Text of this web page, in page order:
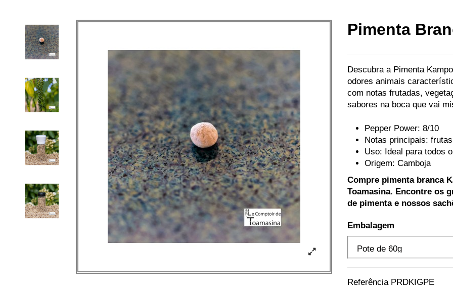
Pimenta
Descubra a Pimenta
odores animais
com notas frutadas,
sabores na boca que vai
Pepper Power: 8/10
Notas principais:
Uso: Ideal para todos
Origem: Camboja
Compre pimenta branca
Toamasina. Encontre os
de pimenta e nossos
Embalagem
Referência PRDKIGPE